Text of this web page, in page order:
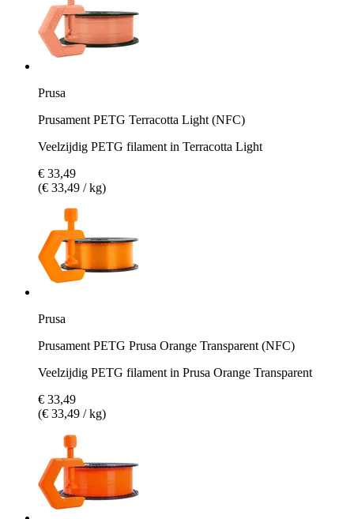
Prusa
Prusament PETG Terracotta Light (NFC)
Veelzijdig PETG filament in Terracotta Light
€ 33,49
(€ 33,49 / kg)
Prusa
Prusament PETG Prusa Orange Transparent (NFC)
Veelzijdig PETG filament in Prusa Orange Transparent
€ 33,49
(€ 33,49 / kg)